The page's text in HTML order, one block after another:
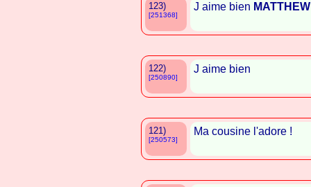
123)
[251368]
J aime bien
122)
[250890]
J aime bien
121)
[250573]
Ma cousine l'adore !